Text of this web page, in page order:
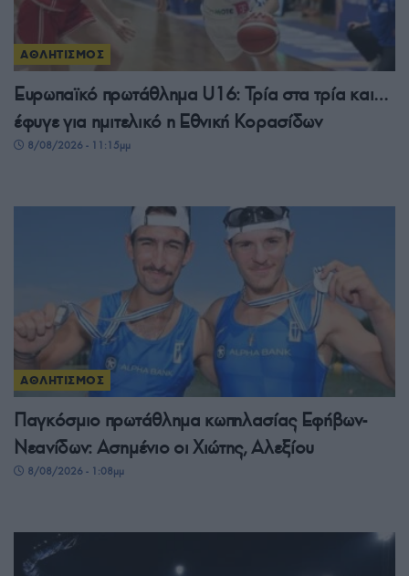
ΑΘΛΗΤΙΣΜΟΣ
Ευρωπαϊκό πρωτάθλημα U16: Τρία στα τρία και…
έφυγε για ημιτελικό η Εθνική Κορασίδων
8/08/2026 - 11:15μμ
ΑΘΛΗΤΙΣΜΟΣ
Παγκόσμιο πρωτάθλημα κωπηλασίας Εφήβων-
Νεανίδων: Ασημένιο οι Χιώτης, Αλεξίου
8/08/2026 - 1:08μμ